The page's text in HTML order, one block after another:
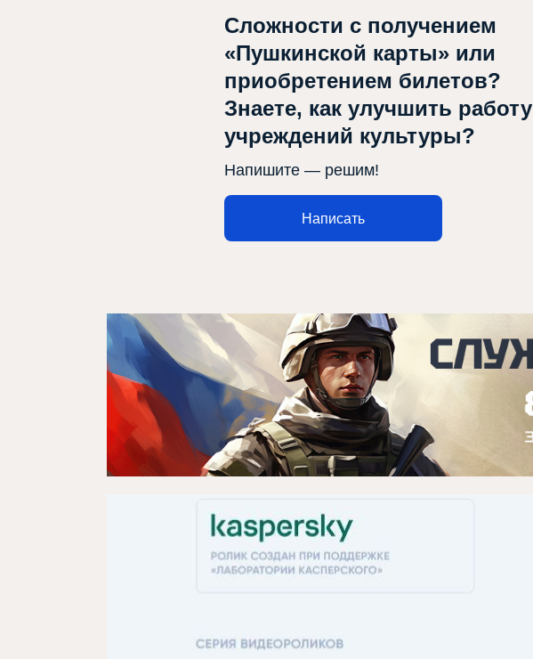
Театр турында
Проектлар
Медиа
Элемтә
Сложности с получением
«Пушкинской карты» или
приобретением билетов?
Знаете, как улучшить работу
учреждений культуры?
Напишите — решим!
Написать